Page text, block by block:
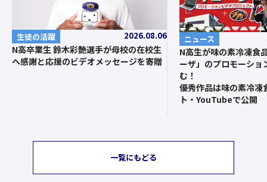
生徒の活躍 2026.08.06
N高卒業生 鈴木彩艶選手が母校の在校生
へ感謝と応援のビデオメッセージを寄贈
ニュース
N高生が味の素冷凍食
ーザ」のプロモーショ
む！
優秀作品は味の素冷凍
ト・YouTubeで公開
一覧にもどる